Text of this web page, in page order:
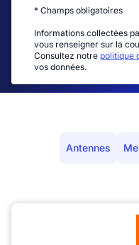
* Champs obligatoires
Informations collectées
vous renseigner sur la
Consultez notre politique
vos données.
Antennes